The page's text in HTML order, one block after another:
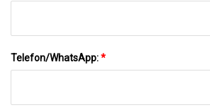
Telefon/WhatsApp:*